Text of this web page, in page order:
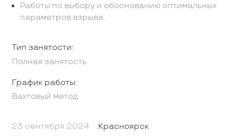
Работы по выбору и обоснованию оптимальных
параметров взрыва.
Тип занятости:
Полная занятость
График работы:
Вахтовый метод
23 сентября 2024 Красноярск